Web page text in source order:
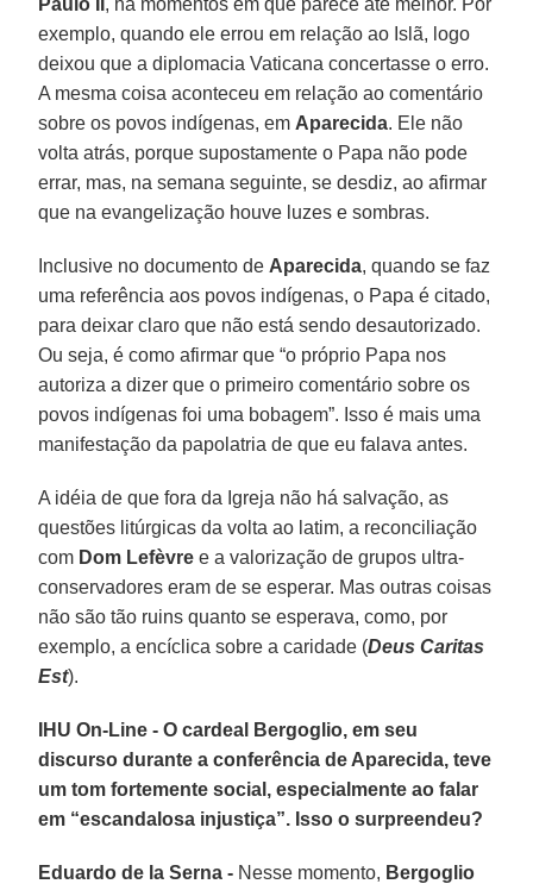
exemplo, quando ele errou em relação ao Islã, logo
deixou que a diplomacia Vaticana concertasse o erro.
A mesma coisa aconteceu em relação ao comentário
sobre os povos indígenas, em Aparecida. Ele não
volta atrás, porque supostamente o Papa não pode
errar, mas, na semana seguinte, se desdiz, ao afirmar
que na evangelização houve luzes e sombras.
Inclusive no documento de Aparecida, quando se faz
uma referência aos povos indígenas, o Papa é citado,
para deixar claro que não está sendo desautorizado.
Ou seja, é como afirmar que “o próprio Papa nos
autoriza a dizer que o primeiro comentário sobre os
povos indígenas foi uma bobagem”. Isso é mais uma
manifestação da papolatria de que eu falava antes.
A idéia de que fora da Igreja não há salvação, as
questões litúrgicas da volta ao latim, a reconciliação
com Dom Lefèvre e a valorização de grupos ultra-
conservadores eram de se esperar. Mas outras coisas
não são tão ruins quanto se esperava, como, por
exemplo, a encíclica sobre a caridade (Deus Caritas
Est).
IHU On-Line - O cardeal Bergoglio, em seu
discurso durante a conferência de Aparecida, teve
um tom fortemente social, especialmente ao falar
em “escandalosa injustiça”. Isso o surpreendeu?
Eduardo de la Serna - Nesse momento, Bergoglio